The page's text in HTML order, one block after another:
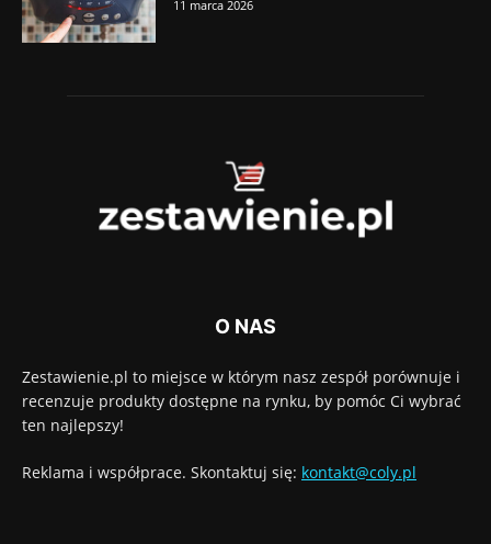
11 marca 2026
O NAS
Zestawienie.pl to miejsce w którym nasz zespół porównuje i
recenzuje produkty dostępne na rynku, by pomóc Ci wybrać
ten najlepszy!
Reklama i współprace. Skontaktuj się: kontakt@coly.pl